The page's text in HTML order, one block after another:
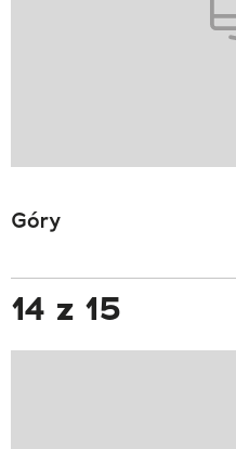
Góry
14 z 15